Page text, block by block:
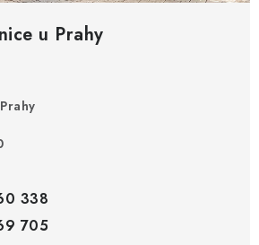
u Prahy
338
705